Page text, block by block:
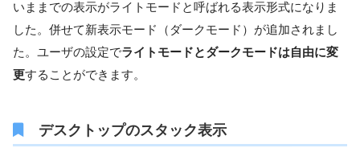
いままでの表示がライトモードと呼ばれる表示形式になりま
した。併せて新表示モード（ダークモード）が追加されまし
た。ユーザの設定でライトモードとダークモードは自由に変
更することができます。
デスクトップのスタック表示